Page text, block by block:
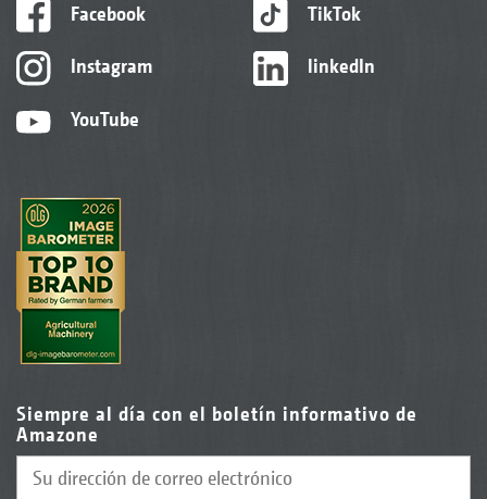
Facebook
Instagram
YouTube
TikTok
linkedIn
Siempre al día con el boletín informativo de
Amazone